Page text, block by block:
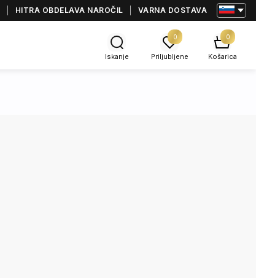
HITRA OBDELAVA NAROČIL VARNA DOSTAVA
Iskanje
0
Priljubljene
0
Košarica